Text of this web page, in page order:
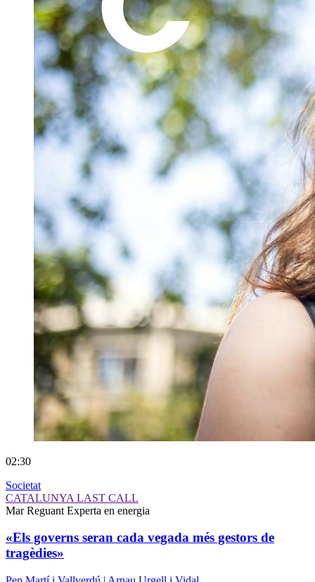
02:30
Societat
CATALUNYA LAST CALL
Mar Reguant Experta en energia
«Els governs seran cada vegada més gestors de
tragèdies»